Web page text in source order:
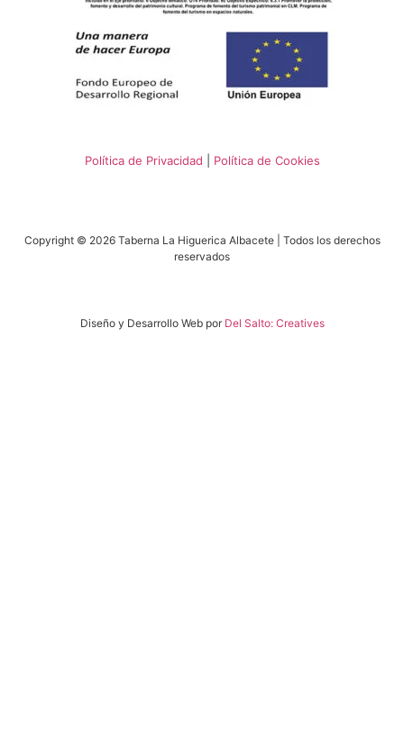
Política de Privacidad Política de Cookies
Copyright © 2026 Taberna La Higuerica Albacete | Todos los derechos
reservados
Diseño y Desarrollo Web por Del Salto: Creatives